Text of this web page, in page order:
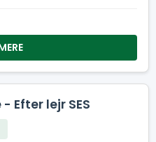
Efter lejr SES